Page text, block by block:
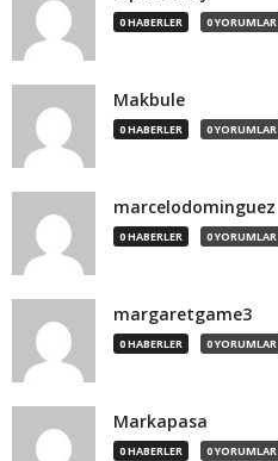
0 HABERLER 0 YORUMLAR
Makbule
0 HABERLER 0 YORUMLAR
marcelodominguez
0 HABERLER 0 YORUMLAR
margaretgame3
0 HABERLER 0 YORUMLAR
Markapasa
0 HABERLER 0 YORUMLAR